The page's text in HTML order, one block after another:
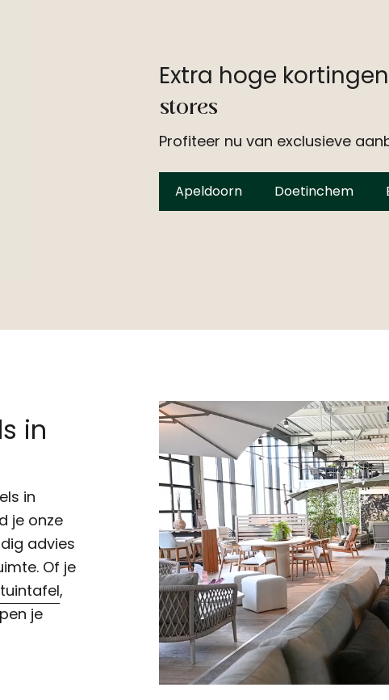
Extra hoge
stores
Profiteer nu van exclusieve
Apeldoorn Doetinchem
in
in
je onze
advies
Of je
tuintafel,
je